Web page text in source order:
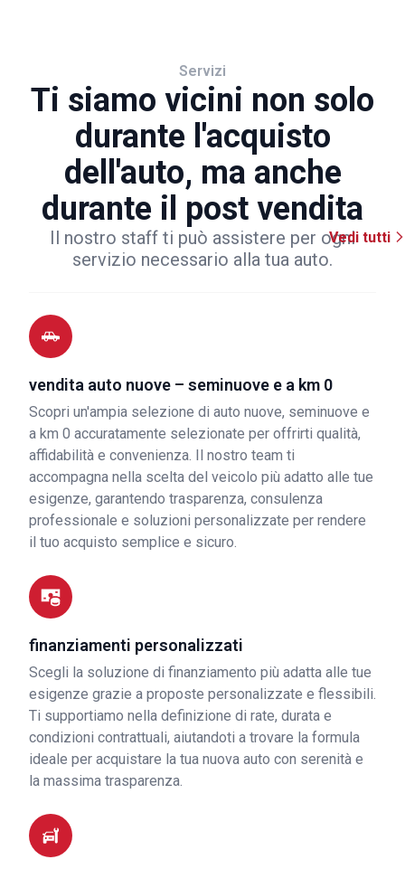
Servizi
Ti siamo vicini non solo
durante l'acquisto
dell'auto, ma anche
durante il post vendita
Il nostro staff ti può assistere per ogni
servizio necessario alla tua auto.
Vedi tutti
vendita auto nuove – seminuove e a km 0
Scopri un'ampia selezione di auto nuove, seminuove e
a km 0 accuratamente selezionate per offrirti qualità,
affidabilità e convenienza. Il nostro team ti
accompagna nella scelta del veicolo più adatto alle tue
esigenze, garantendo trasparenza, consulenza
professionale e soluzioni personalizzate per rendere
il tuo acquisto semplice e sicuro.
finanziamenti personalizzati
Scegli la soluzione di finanziamento più adatta alle tue
esigenze grazie a proposte personalizzate e flessibili.
Ti supportiamo nella definizione di rate, durata e
condizioni contrattuali, aiutandoti a trovare la formula
ideale per acquistare la tua nuova auto con serenità e
la massima trasparenza.